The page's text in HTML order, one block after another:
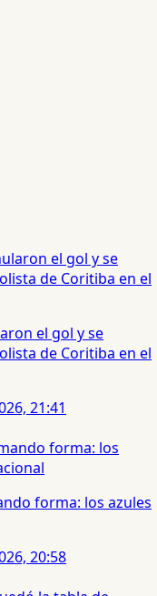
el gol y se
de Coritiba en el
21:41
forma: los azules
20:58